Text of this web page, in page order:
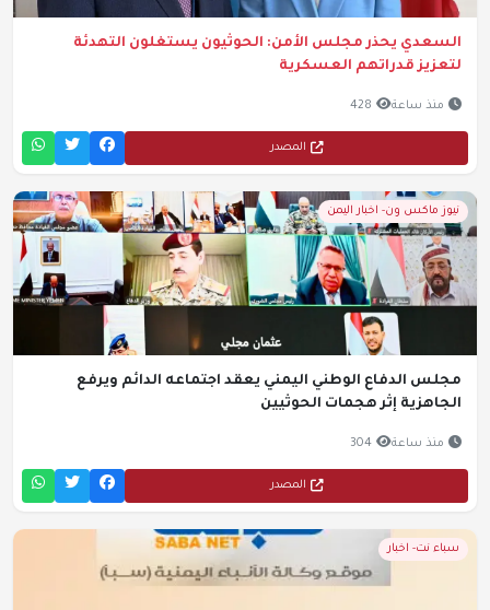
السعدي يحذر مجلس الأمن: الحوثيون يستغلون التهدئة
لتعزيز قدراتهم العسكرية
منذ ساعة 428
المصدر
نيوز ماكس ون- اخبار اليمن
مجلس الدفاع الوطني اليمني يعقد اجتماعه الدائم ويرفع
الجاهزية إثر هجمات الحوثيين
منذ ساعة 304
المصدر
سباء نت- اخبار